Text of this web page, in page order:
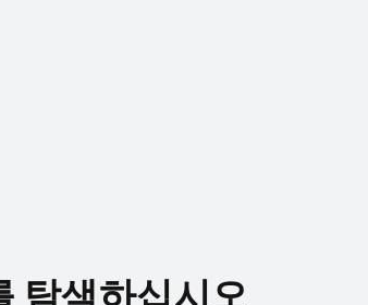
탐색하십시오